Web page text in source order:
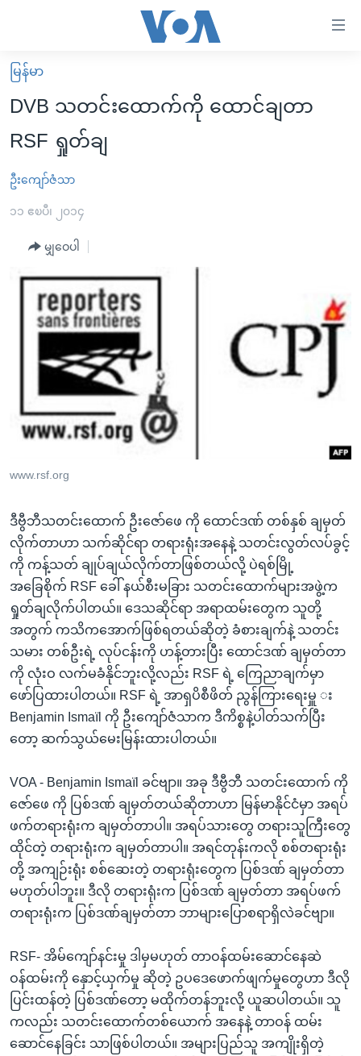
လွယ်ကူ
စေ
သည့်
များ
ပင်မ
ကျော်
စာမျက်နှာ
ကြည့်
ရှာဖွေ
ရန်
နေရာ
သို့
ကျော်
ရန်
မူလစာမျက်နှာ
မြန်မာ
ကမ္ဘာ့သတင်းများ
နိုင်ငံတကာ
အစ္စရေး-ပါလက်စတိုင်း
ဗွီဒီယို
အင်္ဂလိပ်စာလေ့လာမယ်
အမေရိကန်သုံးအီဒီယံ
မကြေးမုံရဲ့ အင်္ဂလိပ်စာ
ရုပ်ရှင်ထဲက အင်္ဂလိပ်စာ
သုတပဒေသာ အင်္ဂလိပ်စာ
အပတ်စဉ်ကဏ္ဍများ
ရေဒီယို
ရေဒီယိုနှင့်ရုပ်သံ အချက်အလက်များ
ရေဒီယို/တီဗွီအစီအစဉ်
Learning English
ဗွီအိုအေ လူမှုကွန်ယက်များ
ဘာသာစကားများ
မြန်မာ
DVB သတင်းထောက်ကို ထောင်ချတာ
RSF ရှုတ်ချ
ဦးကျော်ဇံသာ
၁၁ ဧၿပီ၊ ၂၀၁၄
မျှဝေပါ
www.rsf.org
ဒီဗွီဘီသတင်းထောက် ဦးဇော်ဖေ ကို ထောင်ဒဏ် တစ်နှစ် ချမှတ်
လိုက်တာဟာ သက်ဆိုင်ရာ တရားရုံးအနေနဲ့ သတင်းလွတ်လပ်ခွင့်
ကို ကန့်သတ် ချုပ်ချယ်လိုက်တာဖြစ်တယ်လို့ ပဲရစ်မြို့
အခြေစိုက် RSF ခေါ် နယ်စီးမခြား သတင်းထောက်များအဖွဲ့က
ရှုတ်ချလိုက်ပါတယ်။ ဒေသဆိုင်ရာ အရာထမ်းတွေက သူတို့
အတွက် ကသိကအောက်ဖြစ်ရတယ်ဆိုတဲ့ ခံစားချက်နဲ့ သတင်း
သမား တစ်ဦးရဲ့ လုပ်ငန်းကို ဟန့်တားပြီး ထောင်ဒဏ် ချမှတ်တာ
ကို လုံးဝ လက်မခံနိုင်ဘူးလို့လည်း RSF ရဲ့ ကြေညာချက်မှာ
ဖော်ပြထားပါတယ်။ RSF ရဲ့ အာရှပိစီဖိတ် ညွန်ကြားရေးမှူ း
Benjamin Ismaïl ကို ဦးကျော်ဇံသာက ဒီကိစ္စနဲ့ပါတ်သက်ပြီး
တော့ ဆက်သွယ်မေးမြန်းထားပါတယ်။
VOA - Benjamin Ismaïl ခင်ဗျာ။ အခု ဒီဗွီဘီ သတင်းထောက် ကို
ဇော်ဖေ ကို ပြစ်ဒဏ် ချမှတ်တယ်ဆိုတာဟာ မြန်မာနိုင်ငံမှာ အရပ်
ဖက်တရားရုံးက ချမှတ်တာပါ။ အရပ်သားတွေ တရားသူကြီးတွေ
ထိုင်တဲ့ တရားရုံးက ချမှတ်တာပါ။ အရင်တုန်းကလို စစ်တရားရုံး
တို့ အကျဉ်းရုံး စစ်ဆေးတဲ့ တရားရုံးတွေက ပြစ်ဒဏ် ချမှတ်တာ
မဟုတ်ပါဘူး။ ဒီလို တရားရုံးက ပြစ်ဒဏ် ချမှတ်တာ အရပ်ဖက်
တရားရုံးက ပြစ်ဒဏ်ချမှတ်တာ ဘာများပြောစရာရှိလဲခင်ဗျာ။
RSF- အိမ်ကျော်နင်းမှု ဒါမှမဟုတ် တာဝန်ထမ်းဆောင်နေဆဲ
ဝန်ထမ်းကို နှောင့်ယှက်မှု ဆိုတဲ့ ဥပဒေဖောက်ဖျက်မှုတွေဟာ ဒီလို
ပြင်းထန်တဲ့ ပြစ်ဒဏ်တော့ မထိုက်တန်ဘူးလို့ ယူဆပါတယ်။ သူ
ကလည်း သတင်းထောက်တစ်ယောက် အနေနဲ့ တာဝန် ထမ်း
ဆောင်နေခြင်း သာဖြစ်ပါတယ်။ အများပြည်သူ အကျိုးရှိတဲ့